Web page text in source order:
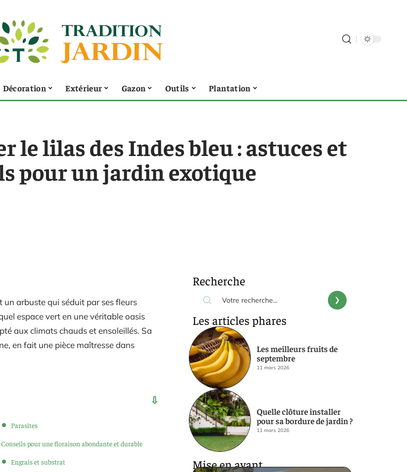
Décoration Extérieur Gazon Outils Plantation
le lilas des Indes bleu : astuces et
pour un jardin exotique
un arbuste qui séduit par ses fleurs
espace vert en une véritable oasis
aux climats chauds et ensoleillés. Sa
en fait une pièce maîtresse dans
Parasites
Conseils pour une floraison abondante et durable
Engrais et substrat
Recherche
Les articles phares
Les meilleurs fruits de
septembre
11 mars 2026
Quelle clôture installer
pour sa bordure de jardin ?
11 mars 2026
Mise en avant